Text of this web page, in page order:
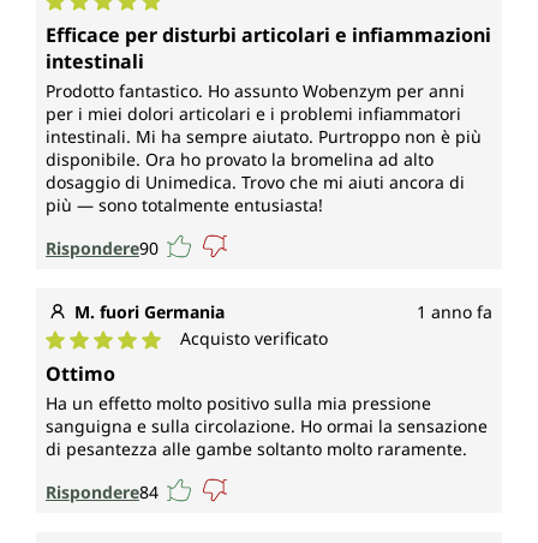
Valutazione media di 5 su 5 stelle
Efficace per disturbi articolari e infiammazioni
intestinali
Prodotto fantastico. Ho assunto Wobenzym per anni
per i miei dolori articolari e i problemi infiammatori
intestinali. Mi ha sempre aiutato. Purtroppo non è più
disponibile. Ora ho provato la bromelina ad alto
dosaggio di Unimedica. Trovo che mi aiuti ancora di
più — sono totalmente entusiasta!
Rispondere90
M. fuori Germania 1 anno fa
Valutazione media di 5 su 5 stelle
Acquisto verificato
Ottimo
Ha un effetto molto positivo sulla mia pressione
sanguigna e sulla circolazione. Ho ormai la sensazione
di pesantezza alle gambe soltanto molto raramente.
Rispondere84